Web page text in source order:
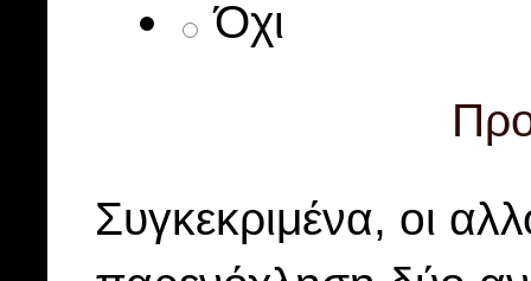
Όχι
Συγκεκριμένα, οι